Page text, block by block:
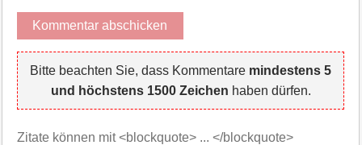
Bitte beachten Sie, dass Kommentare mindestens 5
und höchstens 1500 Zeichen haben dürfen.
Zitate können mit <blockquote> ... </blockquote>